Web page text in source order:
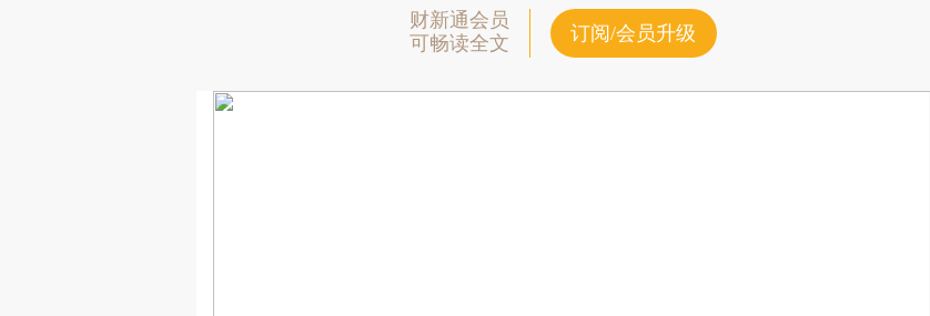
财新通会员
可畅读全文
订阅/会员升级